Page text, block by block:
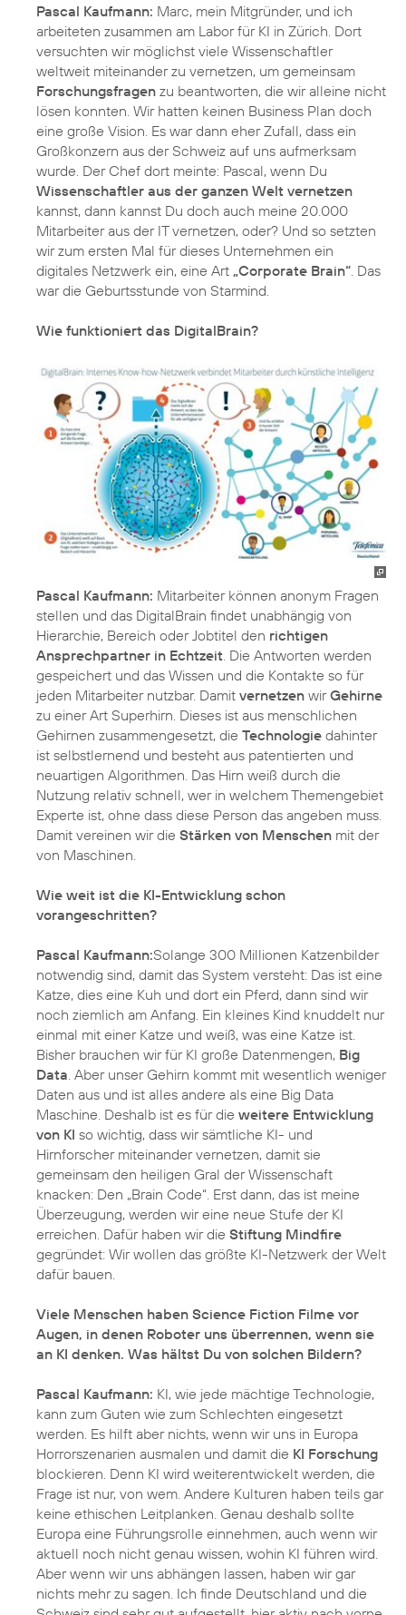
Pascal Kaufmann: Marc, mein Mitgründer, und ich
arbeiteten zusammen am Labor für KI in Zürich. Dort
versuchten wir möglichst viele Wissenschaftler
weltweit miteinander zu vernetzen, um gemeinsam
Forschungsfragen zu beantworten, die wir alleine nicht
lösen konnten. Wir hatten keinen Business Plan doch
eine große Vision. Es war dann eher Zufall, dass ein
Großkonzern aus der Schweiz auf uns aufmerksam
wurde. Der Chef dort meinte: Pascal, wenn Du
Wissenschaftler aus der ganzen Welt vernetzen
kannst, dann kannst Du doch auch meine 20.000
Mitarbeiter aus der IT vernetzen, oder? Und so setzten
wir zum ersten Mal für dieses Unternehmen ein
digitales Netzwerk ein, eine Art „Corporate Brain“ . Das
war die Geburtsstunde von Starmind.
Wie funktioniert das DigitalBrain?
Pascal Kaufmann: Mitarbeiter können anonym Fragen
stellen und das DigitalBrain findet unabhängig von
Hierarchie, Bereich oder Jobtitel den richtigen
Ansprechpartner in Echtzeit. Die Antworten werden
gespeichert und das Wissen und die Kontakte so für
jeden Mitarbeiter nutzbar. Damit vernetzen wirGehirne
zu einer Art Superhirn. Dieses ist aus menschlichen
Gehirnen zusammengesetzt, die Technologie dahinter
ist selbstlernend und besteht aus patentierten und
neuartigen Algorithmen. Das Hirn weiß durch die
Nutzung relativ schnell, wer in welchem Themengebiet
Experte ist, ohne dass diese Person das angeben muss.
Damit vereinen wir die Stärken von Menschen mit der
von Maschinen.
Wie weit ist die KI-Entwicklung schon
vorangeschritten?
Pascal Kaufmann:Solange 300 Millionen Katzenbilder
notwendig sind, damit das System versteht: Das ist eine
Katze, dies eine Kuh und dort ein Pferd, dann sind wir
noch ziemlich am Anfang. Ein kleines Kind knuddelt nur
einmal mit einer Katze und weiß, was eine Katze ist.
Bisher brauchen wir für KI große Datenmengen, Big
Data. Aber unser Gehirn kommt mit wesentlich weniger
Daten aus und ist alles andere als eine Big Data
Maschine. Deshalb ist es für die weitere Entwicklung
von KI so wichtig, dass wir sämtliche KI- und
Hirnforscher miteinander vernetzen, damit sie
gemeinsam den heiligen Gral der Wissenschaft
knacken: Den „Brain Code“. Erst dann, das ist meine
Überzeugung, werden wir eine neue Stufe der KI
erreichen. Dafür haben wir die Stiftung Mindfire
gegründet: Wir wollen das größte KI-Netzwerk der Welt
dafür bauen.
Viele Menschen haben Science Fiction Filme vor
Augen, in denen Roboter uns überrennen, wenn sie
an KI denken. Was hältst Du von solchen Bildern?
Pascal Kaufmann: KI, wie jede mächtige Technologie,
kann zum Guten wie zum Schlechten eingesetzt
werden. Es hilft aber nichts, wenn wir uns in Europa
Horrorszenarien ausmalen und damit die KI Forschung
blockieren. Denn KI wird weiterentwickelt werden, die
Frage ist nur, von wem. Andere Kulturen haben teils gar
keine ethischen Leitplanken. Genau deshalb sollte
Europa eine Führungsrolle einnehmen, auch wenn wir
aktuell noch nicht genau wissen, wohin KI führen wird.
Aber wenn wir uns abhängen lassen, haben wir gar
nichts mehr zu sagen. Ich finde Deutschland und die